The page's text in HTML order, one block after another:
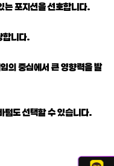
는 포지션을 선호합니다.
합니다.
의 중심에서 큰 영향력을 발
텀도 선택할 수 있습니다.